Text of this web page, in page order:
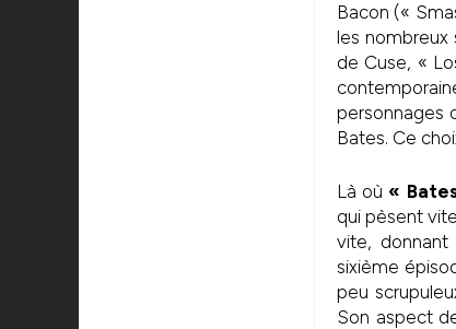
Bacon («
les nombreux
de Cuse, «
personnages
Bates. Ce
Là où «
qui pèsent
vite, donnant
sixième
peu
Son aspect